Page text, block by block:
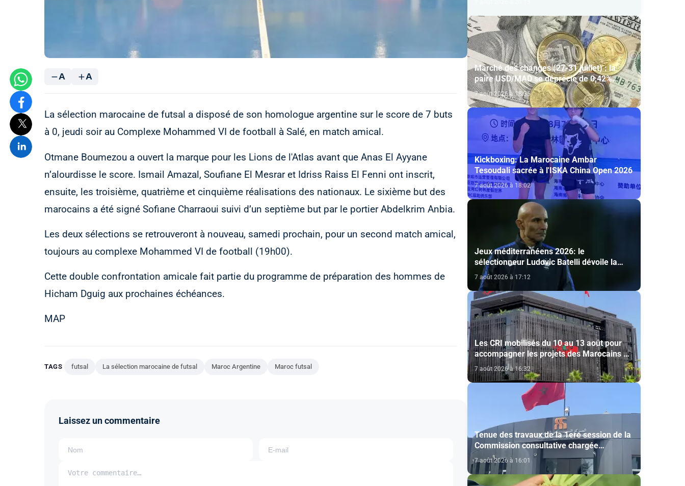
A A
La sélection marocaine de futsal a disposé de son homologue argentine sur le score de 7 buts
à 0, jeudi soir au Complexe Mohammed VI de football à Salé, en match amical.
Otmane Boumezou a ouvert la marque pour les Lions de l'Atlas avant que Anas El Ayyane
n’alourdisse le score. Ismail Amazal, Soufiane El Mesrar et Idriss Raiss El Fenni ont inscrit,
ensuite, les troisième, quatrième et cinquième réalisations des nationaux. Le sixième but des
marocains a été signé Sofiane Charraoui suivi d’un septième but par le portier Abdelkrim Anbia.
Les deux sélections se retrouveront à nouveau, samedi prochain, pour un second match amical,
toujours au complexe Mohammed VI de football (19h00).
Cette double confrontation amicale fait partie du programme de préparation des hommes de
Hicham Dguig aux prochaines échéances.
MAP
TAGS futsal La sélection marocaine de futsal Maroc Argentine Maroc futsal
Laissez un commentaire
Marché des changes (27-31 juillet) : la
paire USD/MAD se déprécie de 0,42%
(AGR)
7 août 2026 à 18:35
Kickboxing: La Marocaine Ambar
Tesoudali sacrée à l'ISKA China Open 2026
7 août 2026 à 18:02
Jeux méditerranéens 2026: le
sélectionneur Ludovic Batelli dévoile la
liste finale de l'équipe nationale U20
7 août 2026 à 17:12
Les CRI mobilisés du 10 au 13 août pour
accompagner les projets des Marocains du
Monde
7 août 2026 à 16:32
Tenue des travaux de la 1ere session de la
Commission consultative chargée
d’émettre un avis sur la délivrance de la
carte du professionnel du cinéma (CCM)
7 août 2026 à 16:01